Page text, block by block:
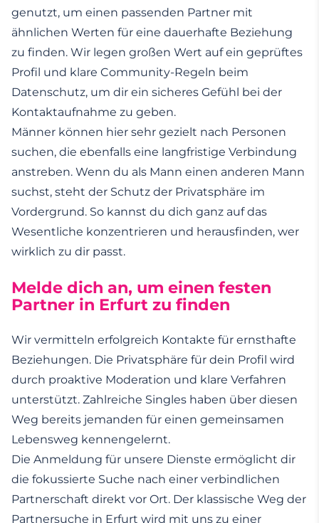
genutzt, um einen passenden Partner mit
ähnlichen Werten für eine dauerhafte Beziehung
zu finden. Wir legen großen Wert auf ein geprüftes
Profil und klare Community-Regeln beim
Datenschutz, um dir ein sicheres Gefühl bei der
Kontaktaufnahme zu geben.
Männer können hier sehr gezielt nach Personen
suchen, die ebenfalls eine langfristige Verbindung
anstreben. Wenn du als Mann einen anderen Mann
suchst, steht der Schutz der Privatsphäre im
Vordergrund. So kannst du dich ganz auf das
Wesentliche konzentrieren und herausfinden, wer
wirklich zu dir passt.
Melde dich an, um einen festen
Partner in Erfurt zu finden
Wir vermitteln erfolgreich Kontakte für ernsthafte
Beziehungen. Die Privatsphäre für dein Profil wird
durch proaktive Moderation und klare Verfahren
unterstützt. Zahlreiche Singles haben über diesen
Weg bereits jemanden für einen gemeinsamen
Lebensweg kennengelernt.
Die Anmeldung für unsere Dienste ermöglicht dir
die fokussierte Suche nach einer verbindlichen
Partnerschaft direkt vor Ort. Der klassische Weg der
Partnersuche in Erfurt wird mit uns zu einer